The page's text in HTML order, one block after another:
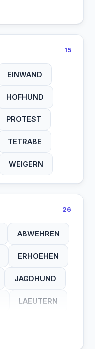
15
EINWAND
HOFHUND
PROTEST
TETRABE
WEIGERN
26
ABWEHREN
ERHOEHEN
JAGDHUND
LAEUTERN